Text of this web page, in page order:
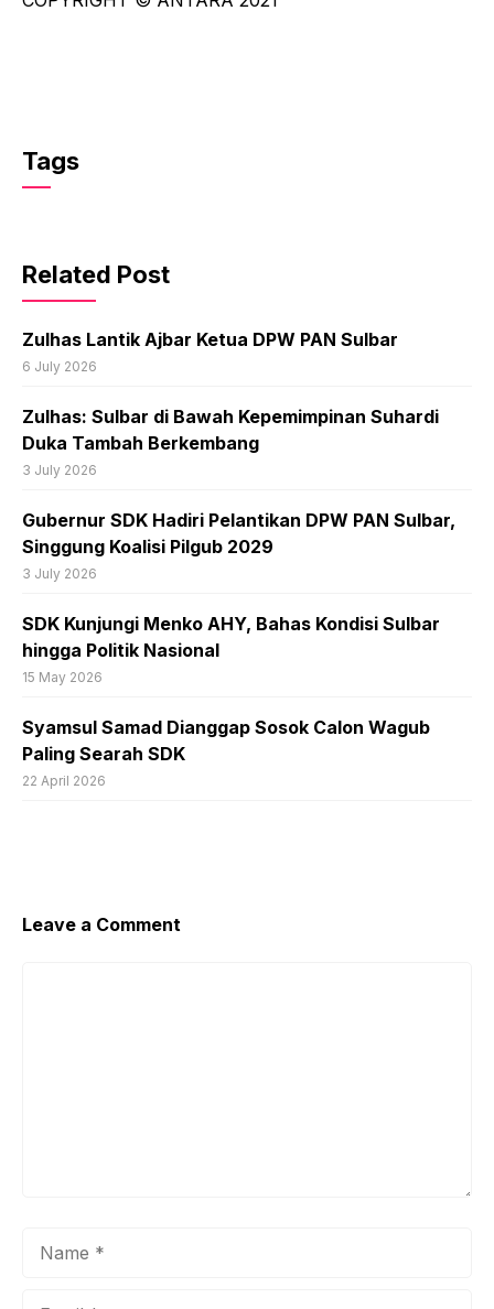
Tags
Related Post
Zulhas Lantik Ajbar Ketua DPW PAN Sulbar
6 July 2026
Zulhas: Sulbar di Bawah Kepemimpinan Suhardi
Duka Tambah Berkembang
3 July 2026
Gubernur SDK Hadiri Pelantikan DPW PAN Sulbar,
Singgung Koalisi Pilgub 2029
3 July 2026
SDK Kunjungi Menko AHY, Bahas Kondisi Sulbar
hingga Politik Nasional
15 May 2026
Syamsul Samad Dianggap Sosok Calon Wagub
Paling Searah SDK
22 April 2026
Leave a Comment